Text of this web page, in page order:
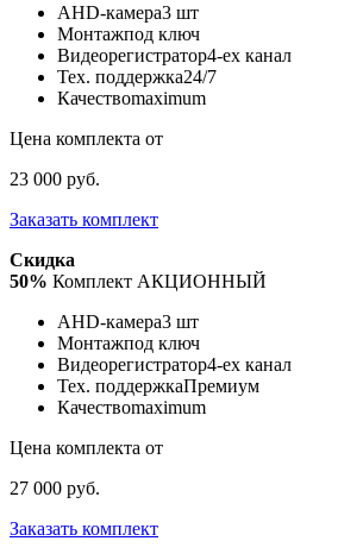
AHD-камера3 шт
Монтажпод ключ
Видеорегистратор4-ех канал
Тех. поддержка24/7
Качествоmaximum
Цена комплекта от
23 000 руб.
Заказать комплект
Скидка
50% Комплект АКЦИОННЫЙ
AHD-камера3 шт
Монтажпод ключ
Видеорегистратор4-ех канал
Тех. поддержкаПремиум
Качествоmaximum
Цена комплекта от
27 000 руб.
Заказать комплект